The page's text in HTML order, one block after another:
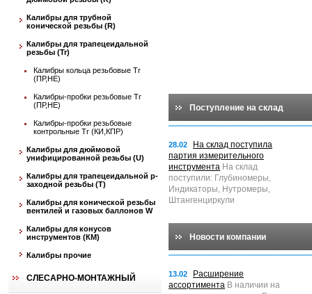
Калибры для трубной
конической резьбы (R)
Калибры для трапецеидальной
резьбы (Tr)
Калибры кольца резьбовые Tr
(ПР,НЕ)
Калибры-пробки резьбовые Tr
(ПР,НЕ)
Калибры-пробки резьбовые
контрольные Tr (КИ,КПР)
Калибры для дюймовой
унифицированной резьбы (U)
Калибры для трапецеидальной p-
заходной резьбы (T)
Калибры для конической резьбы
вентилей и газовых баллонов W
Калибры для конусов
инструментов (КМ)
Калибры прочие
СЛЕСАРНО-МОНТАЖНЫЙ
Поступление на склад
28.02
На склад поступила
партия измерительного
инструмента На склад
поступили: Глубиномеры,
Индикаторы, Нутромеры,
Штангенциркули
Новости компании
13.02
Расширение
ассортимента В наличии на